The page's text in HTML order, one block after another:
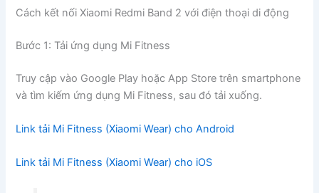
Cách kết nối Xiaomi Redmi Band 2 với điện thoại di động
Bước 1: Tải ứng dụng Mi Fitness
Truy cập vào Google Play hoặc App Store trên smartphone
và tìm kiếm ứng dụng Mi Fitness, sau đó tải xuống.
Link tải Mi Fitness (Xiaomi Wear) cho Android
Link tải Mi Fitness (Xiaomi Wear) cho iOS